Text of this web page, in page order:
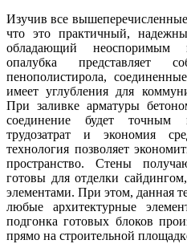
Изучив все
что это практичный,
обладающий неоспоримым
опалубка
пенополистирола,
имеет углубления для
При заливке арматуры
соединение будет
трудозатрат и экономия
технология позволяет
пространство. Стены
готовы для отделки
элементами. При этом, данная
любые архитектурные
подгонка готовых блоков
прямо на строительной